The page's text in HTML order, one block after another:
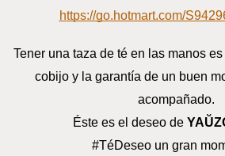
https://go.hotmart.com/
Tener una taza de té en las manos
cobijo y la garantía de un buen
acompañado.
Éste es el deseo de
#TéDeseo un gran